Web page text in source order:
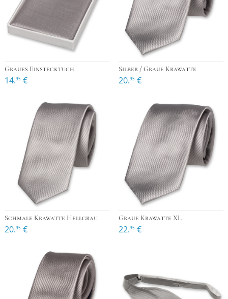
Graues Einstecktuch
14.95 €
Silber / Graue Krawatte
20.95 €
Schmale Krawatte Hellgrau
20.95 €
Graue Krawatte XL
22.95 €